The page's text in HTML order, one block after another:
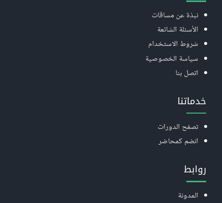
نبذة عن مساقات
الأسئلة الشائعة
شروط الاستخدام
سياسة الخصوصية
اتصل بنا
خدماتنا
تصفح الدورات
انضم كمحاضر
روابط
المدونة